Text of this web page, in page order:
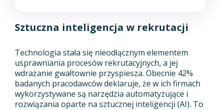
Sztuczna inteligencja w rekrutacji
Technologia stała się nieodłącznym elementem
usprawniania procesów rekrutacyjnych, a jej
wdrażanie gwałtownie przyspiesza. Obecnie 42%
badanych pracodawców deklaruje, że w ich firmach
wykorzystywane są narzędzia automatyzujące i
rozwiązania oparte na sztucznej inteligencji (AI). To